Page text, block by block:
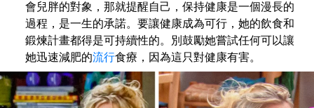
會兒胖的對象，那就提醒自己，保持健康是一個漫長的
過程，是一生的承諾。要讓健康成為可行，她的飲食和
鍛煉計畫都得是可持續性的。別鼓勵她嘗試任何可以讓
她迅速減肥的流行食療，因為這只對健康有害。